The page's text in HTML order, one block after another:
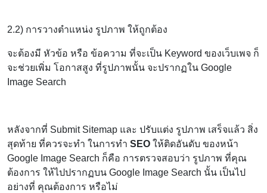
2.2) การวางตำแหน่ง รูปภาพ ให้ถูกต้อง
จะต้องมี หัวข้อ หรือ ข้อความ ที่จะเป็น Keyword ของเว็บเพจ ก็
จะช่วยเพิ่ม โอกาสสูง ที่รูปภาพนั้น จะปรากฏใน Google
Image Search
หลังจากที่ Submit Sitemap และ ปรับแต่ง รูปภาพ เสร็จแล้ว สิ่ง
สุดท้าย ที่ควรจะทำ ในการทำ SEO ให้ติดอันดับ ของหน้า
Google Image Search ก็คือ การตรวจสอบว่า รูปภาพ ที่คุณ
ต้องการ ให้ไปปรากฏบน Google Image Search นั้น เป็นไป
อย่างที่ คุณต้องการ หรือไม่